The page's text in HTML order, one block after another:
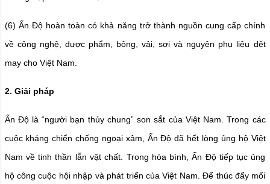
(6) Ấn Độ hoàn toàn có khả năng trở thành nguồn cung cấp chính
về công nghệ, dược phẩm, bông, vải, sợi và nguyên phụ liệu dệt
may cho Việt Nam.
2. Giải pháp
Ấn Độ là “người bạn thủy chung” son sắt của Việt Nam. Trong các
cuộc kháng chiến chống ngoại xâm, Ấn Độ đã hết lòng ủng hộ Việt
Nam về tinh thần lẫn vật chất. Trong hòa bình, Ấn Độ tiếp tục ủng
hộ công cuộc hội nhập và phát triển của Việt Nam. Để thúc đẩy mối